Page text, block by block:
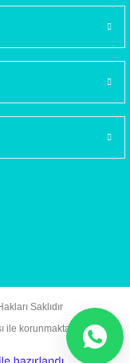
Saklıdır
korunmaktadır.
e- ile